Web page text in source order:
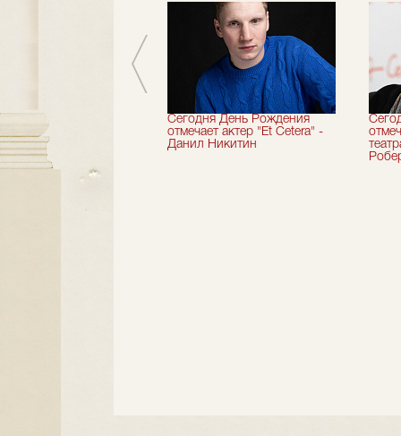
сезон!
Сегодня День Рождения
отмечает актер "Et Cetera" -
Данил Никитин